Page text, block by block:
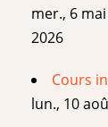
mer., 6
2026
Cours
lun., 10